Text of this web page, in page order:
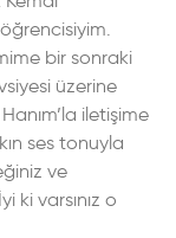
öğrencisiyim.
bir sonraki
üzerine
iletişime
ses tonuyla
ve
ki varsınız o